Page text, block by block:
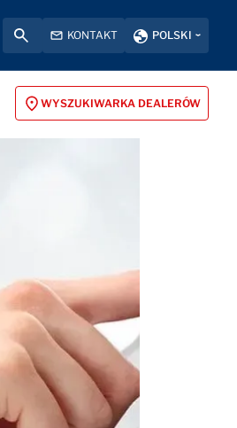
KONTAKT POLSKI
WYSZUKIWARKA DEALERÓW